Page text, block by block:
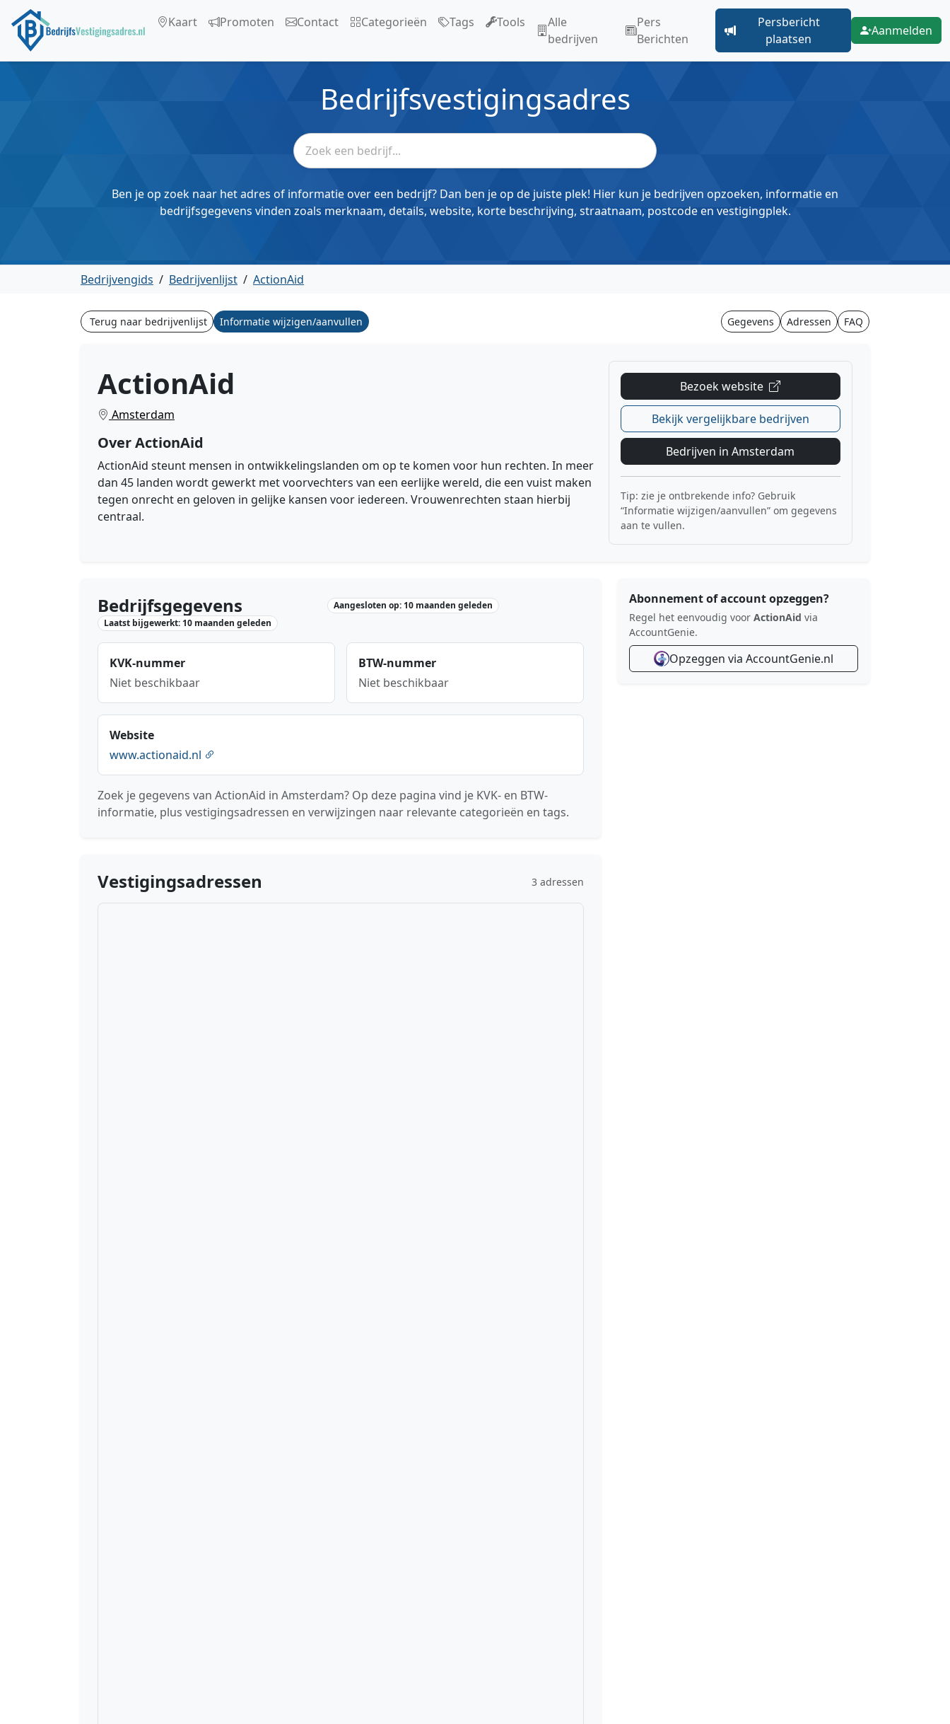
Kaart Promoten Contact Categorieën Tags Tools
Alle
bedrijven
Pers
Berichten
Persbericht
plaatsen
Aanmelden
Bedrijfsvestigingsadres
Ben je op zoek naar het adres of informatie over een bedrijf? Dan ben je op de juiste plek! Hier kun je bedrijven opzoeken, informatie en
bedrijfsgegevens vinden zoals merknaam, details, website, korte beschrijving, straatnaam, postcode en vestigingplek.
Bedrijvengids / Bedrijvenlijst / ActionAid
Terug naar bedrijvenlijst Informatie wijzigen/aanvullen Gegevens Adressen FAQ
ActionAid
Amsterdam
Over ActionAid
ActionAid steunt mensen in ontwikkelingslanden om op te komen voor hun rechten. In meer
dan 45 landen wordt gewerkt met voorvechters van een eerlijke wereld, die een vuist maken
tegen onrecht en geloven in gelijke kansen voor iedereen. Vrouwenrechten staan hierbij
centraal.
Bezoek website
Bekijk vergelijkbare bedrijven
Bedrijven in Amsterdam
Tip: zie je ontbrekende info? Gebruik
“Informatie wijzigen/aanvullen” om gegevens
aan te vullen.
Bedrijfsgegevens
Aangesloten op: 10 maanden geleden
Laatst bijgewerkt: 10 maanden geleden
KVK-nummer
Niet beschikbaar
BTW-nummer
Niet beschikbaar
Website
www.actionaid.nl
Zoek je gegevens van ActionAid in Amsterdam? Op deze pagina vind je KVK- en BTW-
informatie, plus vestigingsadressen en verwijzingen naar relevante categorieën en tags.
Vestigingsadressen 3 adressen
Abonnement of account opzeggen?
Regel het eenvoudig voor ActionAid via
AccountGenie.
Opzeggen via AccountGenie.nl